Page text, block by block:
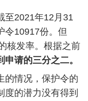
至2021年12 月 31
令10917份。但
核发率。根据之前
申请的三分之二。
的情况，保护令的
度的潜力没有得到